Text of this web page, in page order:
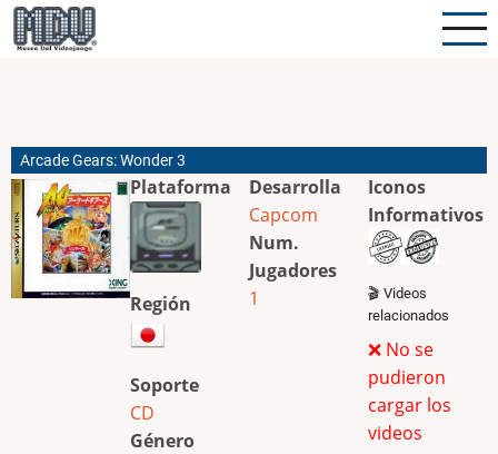
Pasar
al
Arcade Gears: Wonder 3
Plataforma
Región
Soporte
CD
Género
Desarrolla
Capcom
Num.
Jugadores
1
Iconos
Informativos
🎬 Videos
relacionados
❌ No se
pudieron
cargar los
videos